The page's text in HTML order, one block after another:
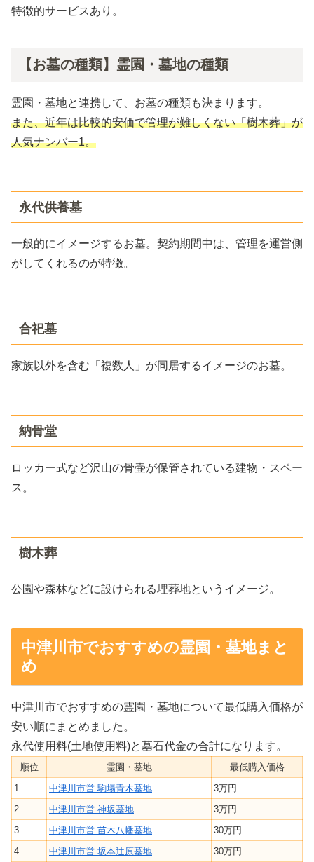
特徴的サービスあり。
【お墓の種類】霊園・墓地の種類
霊園・墓地と連携して、お墓の種類も決まります。
また、近年は比較的安価で管理が難しくない「樹木葬」が
人気ナンバー1。
永代供養墓
一般的にイメージするお墓。契約期間中は、管理を運営側
がしてくれるのが特徴。
合祀墓
家族以外を含む「複数人」が同居するイメージのお墓。
納骨堂
ロッカー式など沢山の骨壷が保管されている建物・スペー
ス。
樹木葬
公園や森林などに設けられる埋葬地というイメージ。
中津川市でおすすめの霊園・墓地まと
め
中津川市でおすすめの霊園・墓地について最低購入価格が
安い順にまとめました。
永代使用料(土地使用料)と墓石代金の合計になります。
順位 霊園・墓地
最低購入価格
1
中津川市営 駒場青木墓地
3万円
2
中津川市営 神坂墓地
3万円
3
中津川市営 苗木八幡墓地
30万円
4
中津川市営 坂本辻原墓地 30万円